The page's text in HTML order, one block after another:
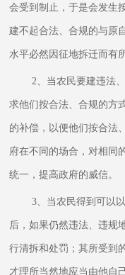
会受到制止，于是会发生
建不起合法、合规的与原
水平必然因征地拆迁而有
2、当农民要建违法、
求他们按合法、合规的方
的补偿，以便他们按合法
府在不同的场合，对相同
统一，提高政府的威信。
3、当农民得到可以以
后，如果仍然违法、违规
行清拆和处罚；其所受到
才理所当然地应当由他自